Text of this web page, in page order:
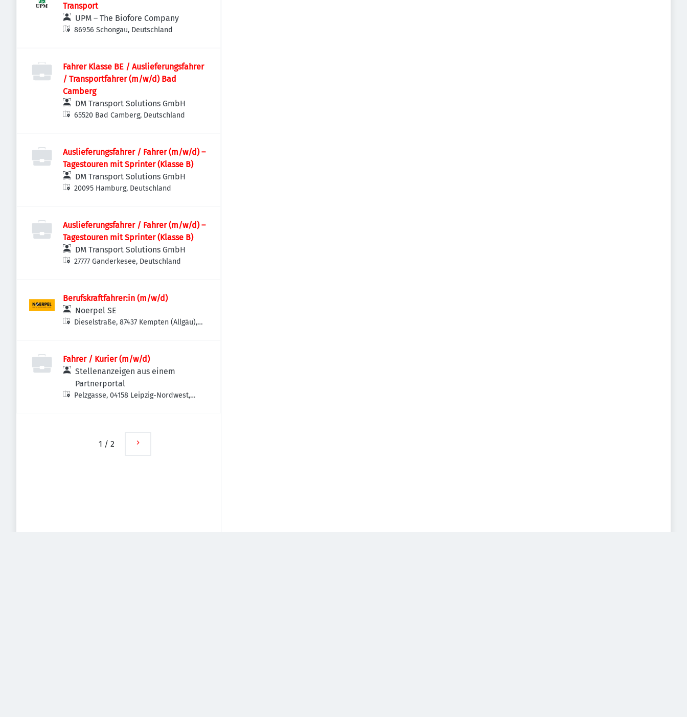
Transport
UPM – The Biofore Company
86956 Schongau, Deutschland
Fahrer Klasse BE / Auslieferungsfahrer
/ Transportfahrer (m/w/d) Bad
Camberg
DM Transport Solutions GmbH
65520 Bad Camberg, Deutschland
Auslieferungsfahrer / Fahrer (m/w/d) –
Tagestouren mit Sprinter (Klasse B)
DM Transport Solutions GmbH
20095 Hamburg, Deutschland
Auslieferungsfahrer / Fahrer (m/w/d) –
Tagestouren mit Sprinter (Klasse B)
DM Transport Solutions GmbH
27777 Ganderkesee, Deutschland
Berufskraftfahrer:in (m/w/d)
Noerpel SE
Dieselstraße, 87437 Kempten (Allgäu),
Fahrer / Kurier (m/w/d)
Stellenanzeigen aus einem
Partnerportal
Pelzgasse, 04158 Leipzig-Nordwest,
1 / 2